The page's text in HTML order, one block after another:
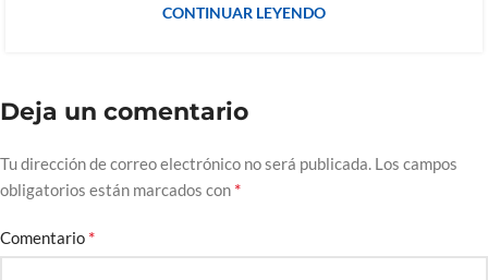
CONTINUAR LEYENDO
Deja un comentario
Tu dirección de correo electrónico no será publicada. Los campos
obligatorios están marcados con *
Comentario *